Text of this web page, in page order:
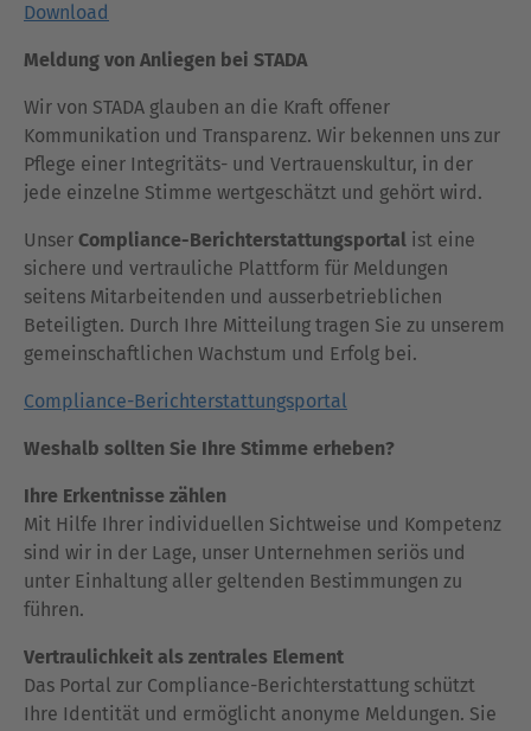
Download
Meldung von Anliegen bei STADA
Wir von STADA glauben an die Kraft offener
Kommunikation und Transparenz. Wir bekennen uns zur
Pflege einer Integritäts- und Vertrauenskultur, in der
jede einzelne Stimme wertgeschätzt und gehört wird.
Unser Compliance-Berichterstattungsportal ist eine
sichere und vertrauliche Plattform für Meldungen
seitens Mitarbeitenden und ausserbetrieblichen
Beteiligten. Durch Ihre Mitteilung tragen Sie zu unserem
gemeinschaftlichen Wachstum und Erfolg bei.
Compliance-Berichterstattungsportal
Weshalb sollten Sie Ihre Stimme erheben?
Ihre Erkentnisse zählen
Mit Hilfe Ihrer individuellen Sichtweise und Kompetenz
sind wir in der Lage, unser Unternehmen seriös und
unter Einhaltung aller geltenden Bestimmungen zu
führen.
Vertraulichkeit als zentrales Element
Das Portal zur Compliance-Berichterstattung schützt
Ihre Identität und ermöglicht anonyme Meldungen. Sie